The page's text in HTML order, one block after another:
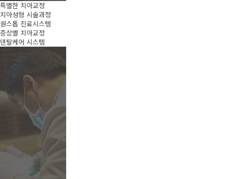
특별한 치아교정
치아성형 시술과정
원스톱 진료시스템
증상별 치아교정
덴탈케어 시스템